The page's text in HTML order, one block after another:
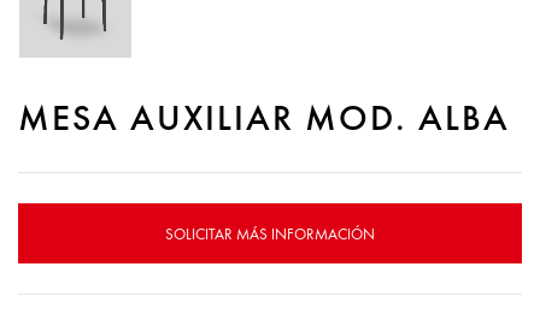
MESA AUXILIAR MOD. ALBA
SOLICITAR MÁS INFORMACIÓN